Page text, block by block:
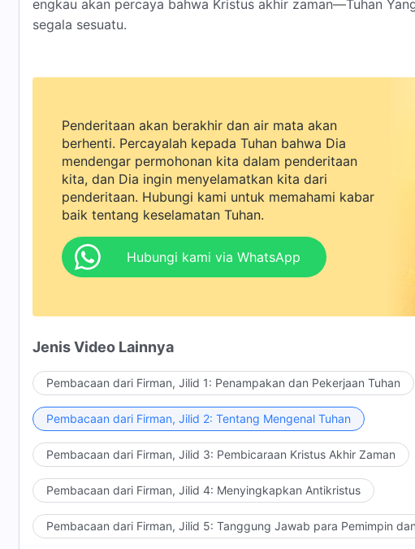
engkau akan percaya bahwa Kristus akhir zaman—Tuhan
segala sesuatu.
Penderitaan akan berakhir dan air mata akan
berhenti. Percayalah kepada Tuhan bahwa Dia
mendengar permohonan kita dalam penderitaan
kita, dan Dia ingin menyelamatkan kita dari
penderitaan. Hubungi kami untuk memahami kabar
baik tentang keselamatan Tuhan.
Hubungi kami via WhatsApp
Jenis Video Lainnya
Pembacaan dari Firman, Jilid 1: Penampakan dan Pekerjaan Tuhan
Pembacaan dari Firman, Jilid 2: Tentang Mengenal Tuhan
Pembacaan dari Firman, Jilid 3: Pembicaraan Kristus Akhir Zaman
Pembacaan dari Firman, Jilid 4: Menyingkapkan Antikristus
Pembacaan dari Firman, Jilid 5: Tanggung Jawab para Pemimpin